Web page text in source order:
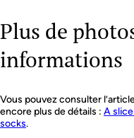
Plus de
informations
Vous pouvez consulter
encore plus de détails : A
socks.